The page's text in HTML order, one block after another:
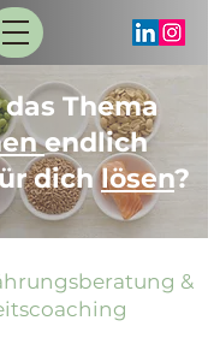
Thema
endlich
dichlösen?
&